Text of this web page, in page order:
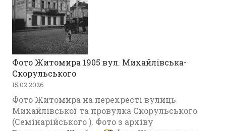
Фото Житомира 1905 вул. Михайлівська-
Скорульського
15.02.2026
Фото Житомира на перехресті вулиць
Михайлівської та провулка Скорульського
(Семінарійського ). Фото з архіву